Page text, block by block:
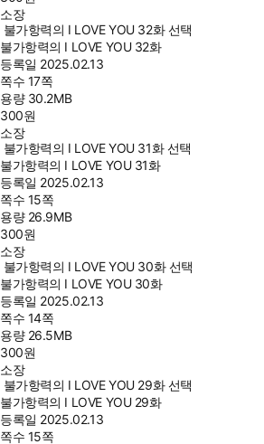
소장
불가항력의 I LOVE YOU 32화 선택
불가항력의 I LOVE YOU 32화
등록일 2025.02.13
쪽수 17쪽
용량 30.2MB
300원
소장
불가항력의 I LOVE YOU 31화 선택
불가항력의 I LOVE YOU 31화
등록일 2025.02.13
쪽수 15쪽
용량 26.9MB
300원
소장
불가항력의 I LOVE YOU 30화 선택
불가항력의 I LOVE YOU 30화
등록일 2025.02.13
쪽수 14쪽
용량 26.5MB
300원
소장
불가항력의 I LOVE YOU 29화 선택
불가항력의 I LOVE YOU 29화
등록일 2025.02.13
쪽수 15쪽